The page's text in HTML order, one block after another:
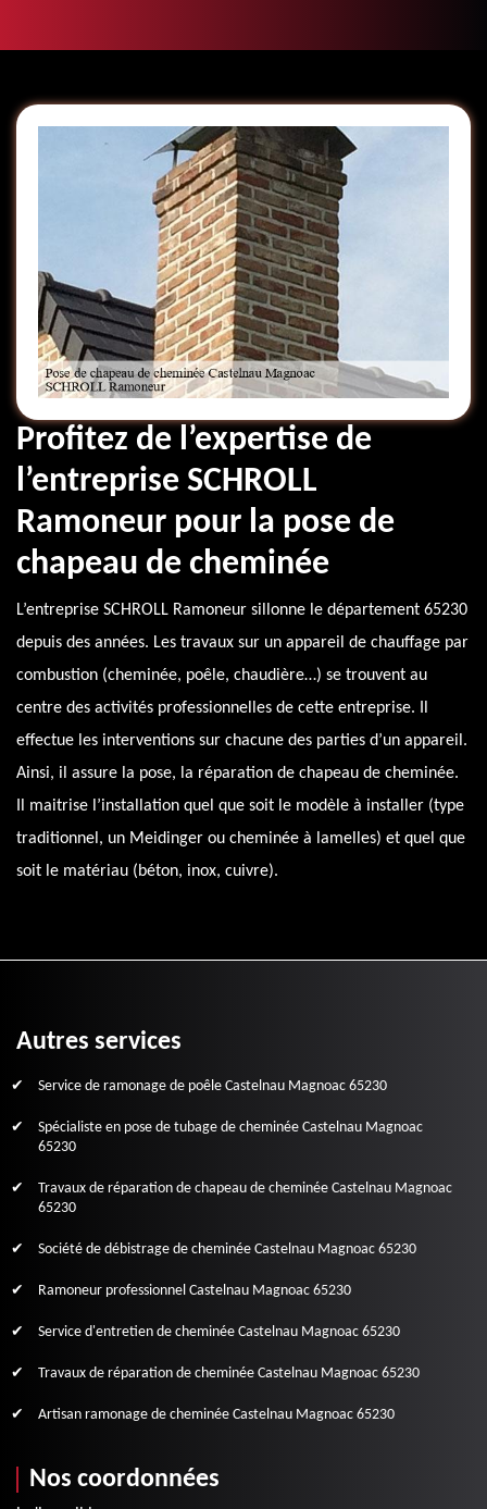
Profitez de l’expertise de
l’entreprise SCHROLL
Ramoneur pour la pose de
chapeau de cheminée
L’entreprise SCHROLL Ramoneur sillonne le département 65230
depuis des années. Les travaux sur un appareil de chauffage par
combustion (cheminée, poêle, chaudière…) se trouvent au
centre des activités professionnelles de cette entreprise. Il
effectue les interventions sur chacune des parties d’un appareil.
Ainsi, il assure la pose, la réparation de chapeau de cheminée.
Il maitrise l’installation quel que soit le modèle à installer (type
traditionnel, un Meidinger ou cheminée à lamelles) et quel que
soit le matériau (béton, inox, cuivre).
Autres services
Service de ramonage de poêle Castelnau Magnoac 65230
Spécialiste en pose de tubage de cheminée Castelnau Magnoac
65230
Travaux de réparation de chapeau de cheminée Castelnau Magnoac
65230
Société de débistrage de cheminée Castelnau Magnoac 65230
Ramoneur professionnel Castelnau Magnoac 65230
Service d'entretien de cheminée Castelnau Magnoac 65230
Travaux de réparation de cheminée Castelnau Magnoac 65230
Artisan ramonage de cheminée Castelnau Magnoac 65230
Nos coordonnées